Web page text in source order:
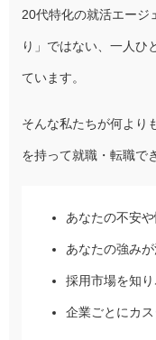
20代特化の就活エージ
り」ではない、一人ひ
ています。
そんな私たちが何より
を持って就職・転職で
あなたの不安
あなたの強み
採用市場を知
企業ごとにカ